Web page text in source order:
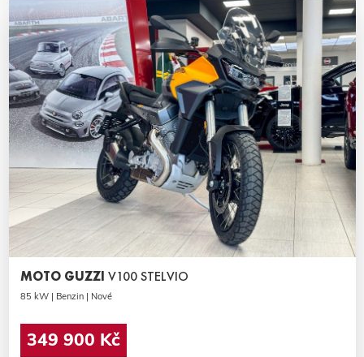
MOTO GUZZI V100 STELVIO
85 kW | Benzin | Nové
349 900 Kč